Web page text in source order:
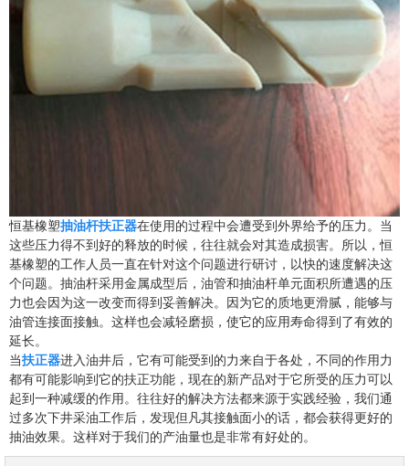
恒基橡塑抽油杆扶正器在使用的过程中会遭受到外界给予的压力。当
这些压力得不到好的释放的时候，往往就会对其造成损害。所以，恒
基橡塑的工作人员一直在针对这个问题进行研讨，以快的速度解决这
个问题。抽油杆采用金属成型后，油管和抽油杆单元面积所遭遇的压
力也会因为这一改变而得到妥善解决。因为它的质地更滑腻，能够与
油管连接面接触。这样也会减轻磨损，使它的应用寿命得到了有效的
延长。
当扶正器进入油井后，它有可能受到的力来自于各处，不同的作用力
都有可能影响到它的扶正功能，现在的新产品对于它所受的压力可以
起到一种减缓的作用。往往好的解决方法都来源于实践经验，我们通
过多次下井采油工作后，发现但凡其接触面小的话，都会获得更好的
抽油效果。这样对于我们的产油量也是非常有好处的。